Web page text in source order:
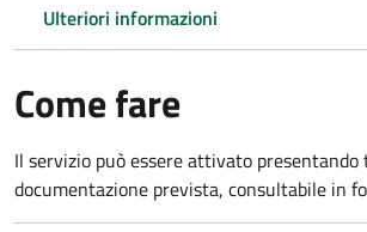
Ulteriori informazioni
Come fare
Il servizio può essere attivato
documentazione prevista, consultabile in